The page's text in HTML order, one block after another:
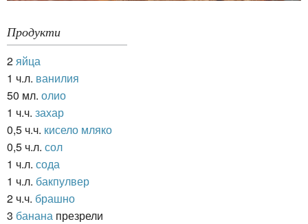
Продукти
2 яйца
1 ч.л. ванилия
50 мл. олио
1 ч.ч. захар
0,5 ч.ч. кисело мляко
0,5 ч.л. сол
1 ч.л. сода
1 ч.л. бакпулвер
2 ч.ч. брашно
3 банана презрели